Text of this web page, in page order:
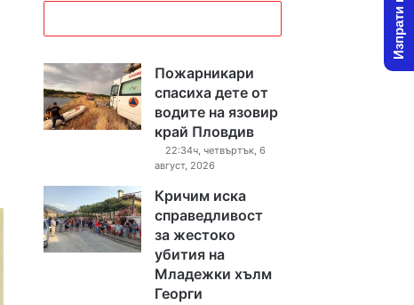
Пожарникари
спасиха дете от
водите на язовир
край Пловдив
22:34ч, четвъртък, 6
август, 2026
Кричим иска
справедливост
за жестоко
убития на
Младежки хълм
Георги